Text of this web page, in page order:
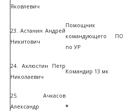
Яковлевич
23. Астанин Андрей
Никитович
Помощник
командующего
по УР
24. Ахлюстин Петр
Николаевич
Командир 13 мк
25. Ачкасов
Александр
*